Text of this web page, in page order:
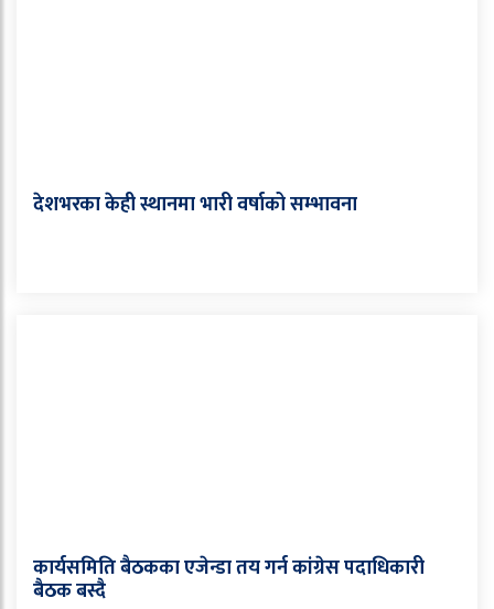
देशभरका केही स्थानमा भारी वर्षाको सम्भावना
कार्यसमिति बैठकका एजेन्डा तय गर्न कांग्रेस पदाधिकारी
बैठक बस्दै